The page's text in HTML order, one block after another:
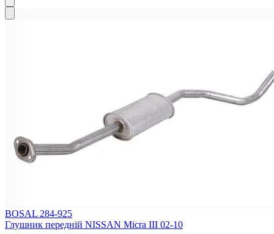
BOSAL 284-925
Глушник передній NISSAN Micra III 02-10